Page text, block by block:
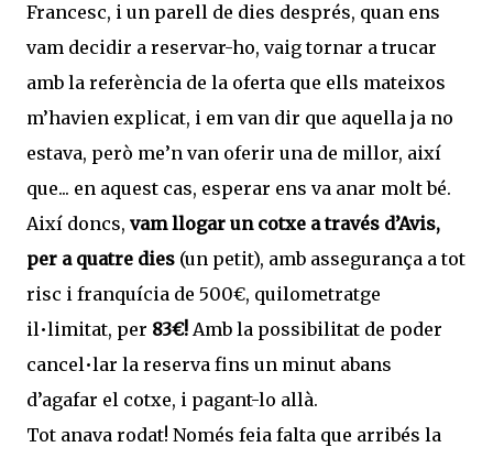
Francesc, i un parell de dies després, quan ens
vam decidir a reservar-ho, vaig tornar a trucar
amb la referència de la oferta que ells mateixos
m’havien explicat, i em van dir que aquella ja no
estava, però me’n van oferir una de millor, així
que... en aquest cas, esperar ens va anar molt bé.
Així doncs, vam llogar un cotxe a través d’Avis,
per a quatre dies (un petit), amb assegurança a tot
risc i franquícia de 500€, quilometratge
il•limitat, per 83€! Amb la possibilitat de poder
cancel•lar la reserva fins un minut abans
d’agafar el cotxe, i pagant-lo allà.
Tot anava rodat! Només feia falta que arribés la